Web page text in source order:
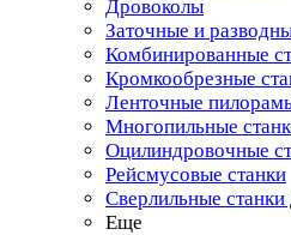
Дровоколы
Заточные и
Комбинированные
Кромкообрезные
Ленточные
Многопильные
Оцилиндровочные
Рейсмусовые станки
Сверлильные станки
Еще